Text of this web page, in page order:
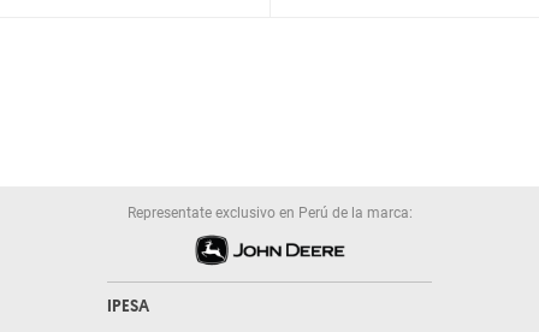
Representate exclusivo en Perú de la marca:
IPESA